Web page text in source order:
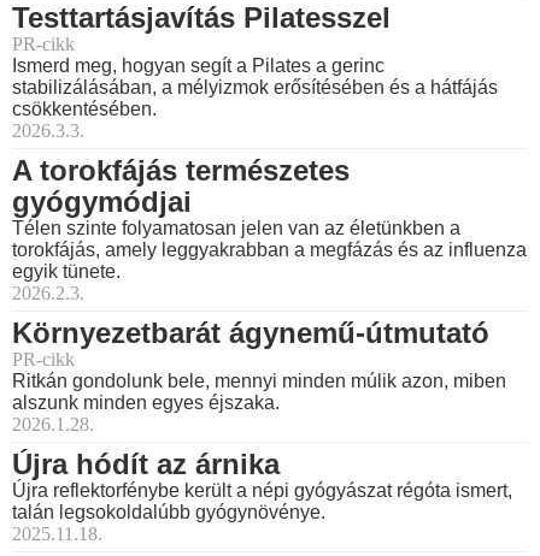
Testtartásjavítás Pilatesszel
PR-cikk
Ismerd meg, hogyan segít a Pilates a gerinc
stabilizálásában, a mélyizmok erősítésében és a hátfájás
csökkentésében.
2026.3.3.
A torokfájás természetes
gyógymódjai
Télen szinte folyamatosan jelen van az életünkben a
torokfájás, amely leggyakrabban a megfázás és az influenza
egyik tünete.
2026.2.3.
Környezetbarát ágynemű-útmutató
PR-cikk
Ritkán gondolunk bele, mennyi minden múlik azon, miben
alszunk minden egyes éjszaka.
2026.1.28.
Újra hódít az árnika
Újra reflektorfénybe került a népi gyógyászat régóta ismert,
talán legsokoldalúbb gyógynövénye.
2025.11.18.